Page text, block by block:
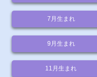
7月 生まれ
9月 生まれ
11月 生まれ